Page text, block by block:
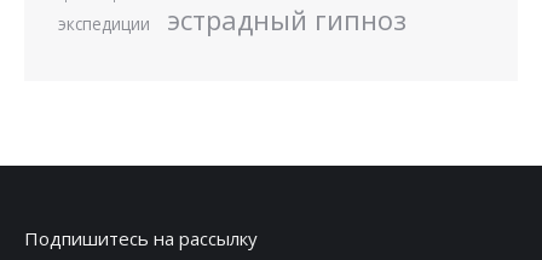
экспедиции эстрадный гипноз
Подпишитесь на рассылку